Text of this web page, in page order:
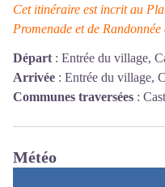
Cet itinéraire est incrit au
Promenade et de
Départ : Entrée du village,
Arrivée : Entrée du village,
Communes traversées :
Météo